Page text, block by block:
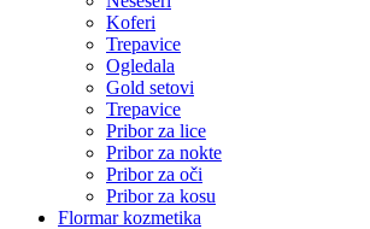
Koferi
Trepavice
Ogledala
Gold setovi
Trepavice
Pribor za lice
Pribor za nokte
Pribor za oči
Pribor za kosu
Flormar kozmetika